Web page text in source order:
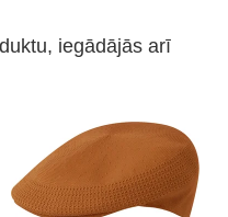
iegādājās arī